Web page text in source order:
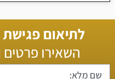
לתיאום
השאירו פרטים